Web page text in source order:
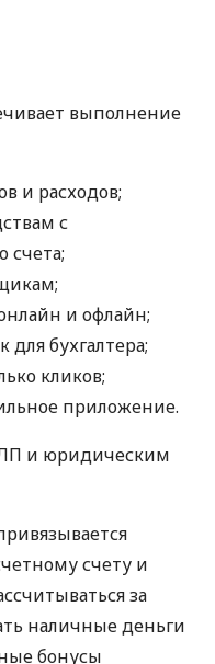
выполнение
и расходов;
с
счета;
и офлайн;
бухгалтера;
кликов;
приложение.
и юридическим
счету и
за
наличные деньги
бонусы